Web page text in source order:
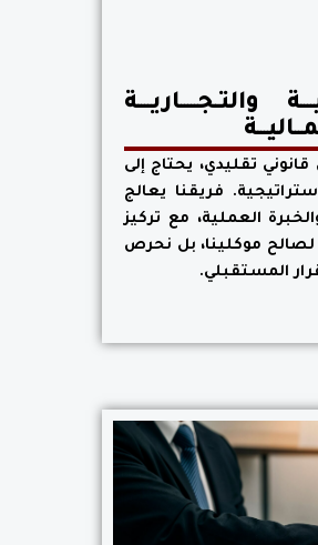
والتـجـــــاريــــة
تقليدي، يحتاج إلى
فريقنا يعالج
العملية، مع تركيز
موكلينا، بل نحرص
المستقبلي.